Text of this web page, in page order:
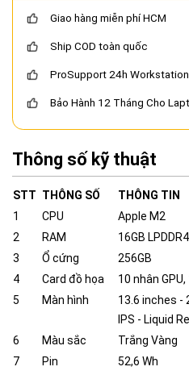
Giao hàng miễn phí HCM
Ship COD toàn quốc
ProSupport 24h
Bảo Hành 12 Tháng Cho
Thông số kỹ thuật
STT THÔNG SỐ
THÔNG TIN
1
CPU
Apple M2
2
RAM
16GB LPDDR4
3
Ổ cứng
256GB
4
Card đồ họa
10 nhân
5
Màn hình
13.6 inches -
IPS - Liquid
6
Màu sắc
Trắng Vàng
7
Pin
52,6 Wh